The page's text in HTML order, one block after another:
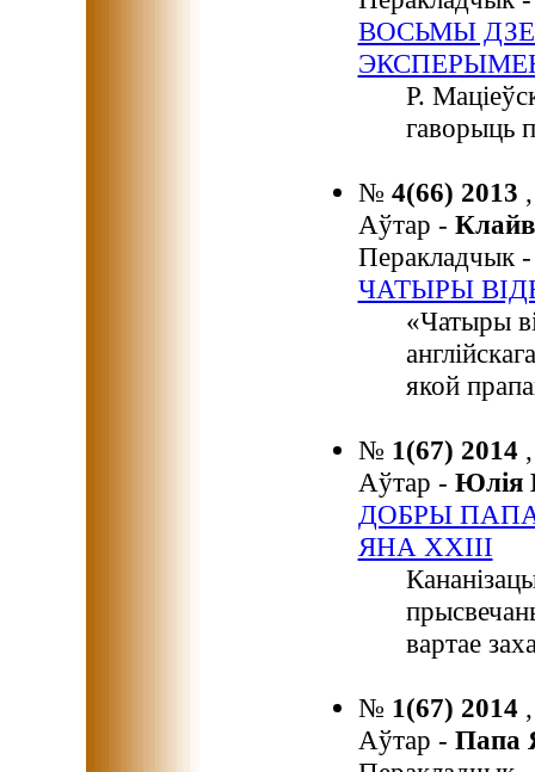
ВОСЬМЫ
Р.
гаворыць
№ 4(66) 2013
Аўтар -
Перакладчык
ЧАТЫРЫ
«Чатыры
якой
№ 1(67) 2014
Аўтар -
ДОБРЫ
ЯНА XXIII
вартае
№ 1(67) 2014
Аўтар -